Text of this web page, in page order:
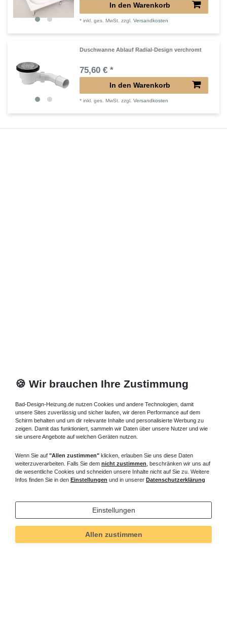
In den Warenkorb
*inkl. ges. MwSt. zzgl.Versandkosten
Duschwanne Ablauf Radial-Design verchromt
75,60 € *
In den Warenkorb
*inkl. ges. MwSt. zzgl.Versandkosten
Technisches
Wert
Art.-ID 5183
🍪 Wir brauchen Ihre Zustimmung
Bad-Design-Heizung.de nutzen Cookies und andere Technologien, damit
unsere Sites zuverlässig und sicher laufen, wir deren Performance auf dem
Schirm behalten und um dir relevante Inhalte und personalisierte Werbung zu
zeigen. Damit das funktioniert, sammeln wir Daten über unsere Nutzer und wie
sie unsere Angebote auf welchen Geräten nutzen.
Wenn Sie auf "Allen zustimmen" klicken, erlauben Sie uns diese Daten
weiterzuverarbeiten. Falls Sie dem nicht zustimmen , beschränken wir uns auf
die wesentliche Cookies und schneiden unsere Inhalte nicht auf Sie zu. Weitere
Infos finden Sie in den Einstellungen und in unserer Datenschutzerklärung
Einstellungen
Allen zustimmen